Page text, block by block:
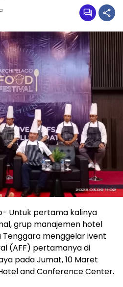
Untuk pertama kalinya
grup manajemen hotel
menggelar ivent
(AFF) pertamanya di
pada Jumat, 10 Maret
and Conference Center.